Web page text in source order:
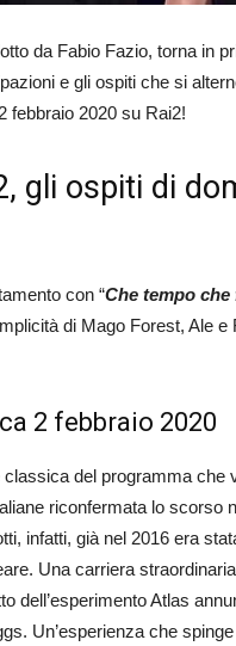
da Fabio Fazio, torna in
e gli ospiti che si
febbraio 2020 su Rai2!
gli ospiti di
con “Che tempo che
di Mago Forest, Ale e
2 febbraio 2020
del programma che
riconfermata lo scorso
infatti, già nel 2016 era
Una carriera
dell’esperimento Atlas
Un’esperienza che